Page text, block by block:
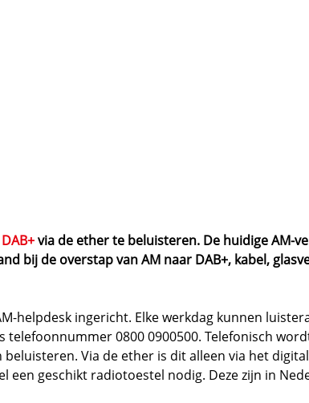
DAB+via de ether te beluisteren. De huidige AM-
bij de overstap van AM naar DAB+, kabel,
helpdesk ingericht. Elke werkdag kunnen
0800 0900500. Telefonisch
Via de ether is dit alleen via het
een geschikt radiotoestel nodig. Deze zijn in